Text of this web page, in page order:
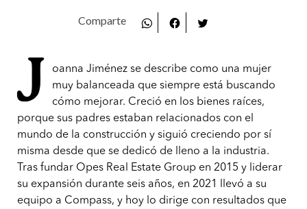
J
oanna Jiménez se describe como una mujer
muy balanceada que siempre está buscando
cómo mejorar. Creció en los bienes raíces,
porque sus padres estaban relacionados con el
mundo de la construcción y siguió creciendo por sí
misma desde que se dedicó de lleno a la industria.
Tras fundar Opes Real Estate Group en 2015 y liderar
su expansión durante seis años, en 2021 llevó a su
equipo a Compass, y hoy lo dirige con resultados que